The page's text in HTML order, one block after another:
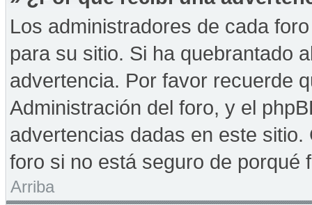
Los administradores de cada
para su sitio. Si ha quebrantado
advertencia. Por favor recuerde
Administración del foro, y el
advertencias dadas en este
foro si no está seguro de porqué
Arriba